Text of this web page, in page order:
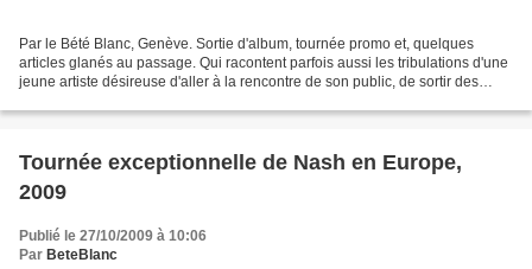
Par le Bété Blanc, Genève. Sortie d'album, tournée promo et, quelques
articles glanés au passage. Qui racontent parfois aussi les tribulations d'une
jeune artiste désireuse d'aller à la rencontre de son public, de sortir des
Tournée exceptionnelle de Nash en Europe,
2009
Publié le 27/10/2009 à 10:06
Par BeteBlanc